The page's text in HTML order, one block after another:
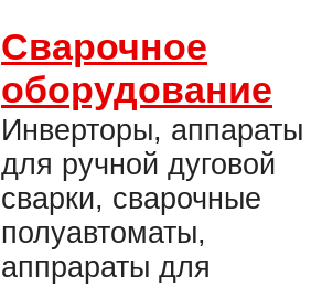
Сварочное
оборудование
Инверторы, аппараты
для ручной дуговой
сварки, сварочные
полуавтоматы,
аппрараты для